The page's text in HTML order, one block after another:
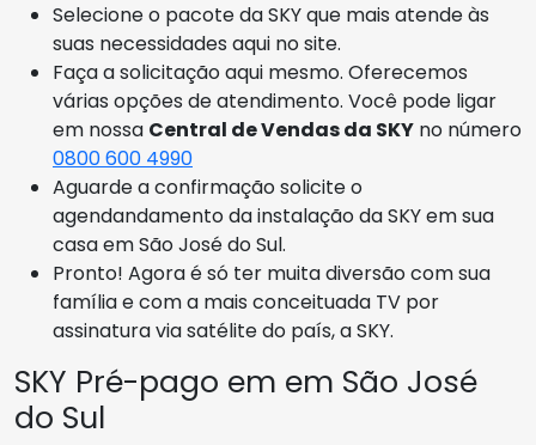
Selecione o pacote da SKY que mais atende às
suas necessidades aqui no site.
Faça a solicitação aqui mesmo. Oferecemos
várias opções de atendimento. Você pode ligar
em nossa Central de Vendas da SKY no número
0800 600 4990
Aguarde a confirmação solicite o
agendandamento da instalação da SKY em sua
casa em São José do Sul.
Pronto! Agora é só ter muita diversão com sua
família e com a mais conceituada TV por
assinatura via satélite do país, a SKY.
SKY Pré-pago em em São José
do Sul